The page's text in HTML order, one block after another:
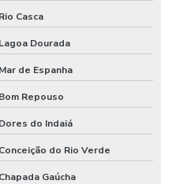
obra
industrial
Rio Casca
Lagoa Dourada
Mar de Espanha
Bom Repouso
Dores do Indaiá
Conceição do Rio Verde
Chapada Gaúcha